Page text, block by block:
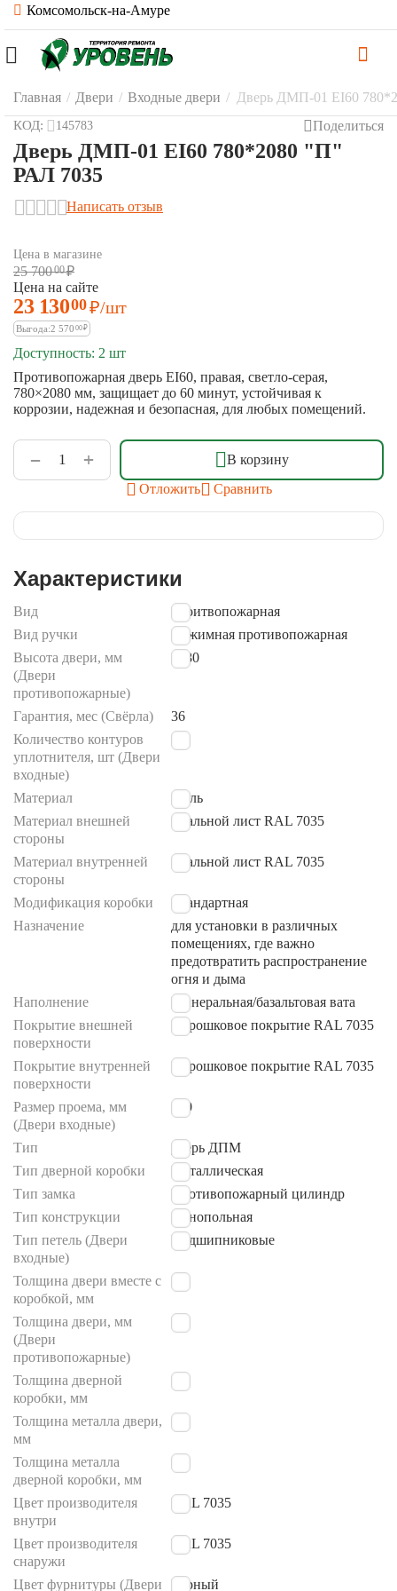
Комсомольск-на-Амуре
Главная / Двери / Входные двери / Дверь ДМП-01 EI60
КОД: 145783 Поделиться
Дверь ДМП-01 EI60 780*2080 "П"
РАЛ 7035
Написать отзыв
Цена в магазине
25 70000₽
Цена на сайте
23 13000 ₽/шт
Выгода:2 570 00₽
Доступность: 2 шт
Противопожарная дверь EI60, правая, светло-серая,
780×2080 мм, защищает до 60 минут, устойчивая к
коррозии, надежная и безопасная, для любых помещений.
+
−
В корзину
Отложить
Сравнить
Характеристики
Вид
проитвопожарная
Вид ручки
Нажимная противопожарная
Высота двери, мм
(Двери
противопожарные)
2080
Гарантия, мес (Свёрла)
36
Количество контуров
уплотнителя, шт (Двери
входные)
2
Материал
сталь
Материал внешней
стороны
Стальной лист RAL 7035
Материал внутренней
стороны
Стальной лист RAL 7035
Модификация коробки
Стандартная
Назначение
для установки в различных
помещениях, где важно
предотвратить распространение
огня и дыма
Наполнение
Минеральная/базальтовая вата
Покрытие внешней
поверхности
Порошковое покрытие RAL 7035
Покрытие внутренней
поверхности
Порошковое покрытие RAL 7035
Размер проема, мм
(Двери входные)
780
Тип
дверь ДПМ
Тип дверной коробки
Металлическая
Тип замка
Противопожарный цилиндр
Тип конструкции
Однопольная
Тип петель (Двери
входные)
Подшипниковые
Толщина двери вместе с
коробкой, мм
90
Толщина двери, мм
(Двери
противопожарные)
65
Толщина дверной
коробки, мм
90
Толщина металла двери,
мм
1.5
Толщина металла
дверной коробки, мм
1.5
Цвет производителя
внутри
RAL 7035
Цвет производителя
снаружи
RAL 7035
Цвет фурнитуры (Двери Черный